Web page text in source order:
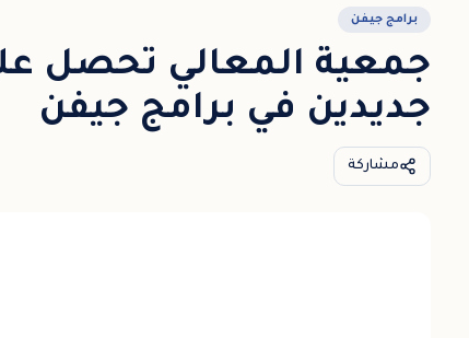
برامج جيفن
جمعية المعالي تحصل
جديدين في برامج جيفن
مشاركة